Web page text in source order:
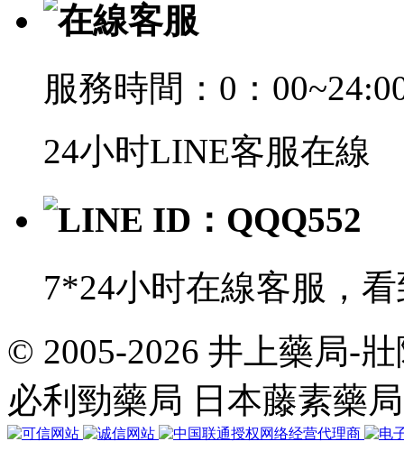
在線客服
服務時間：0：
24小时LINE客服在線
LINE ID：QQQ552
7*24小时在線客服，
共
行
35
個
查
© 2005-2026 井上藥局-
必利勁藥局 日本藤素藥